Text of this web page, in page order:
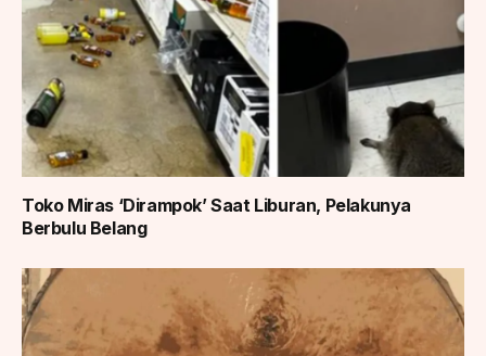
Toko Miras ‘Dirampok’ Saat Liburan, Pelakunya
Berbulu Belang